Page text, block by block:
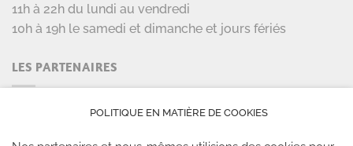
11h à 22h du lundi au vendredi
10h à 19h le samedi et dimanche et jours fériés
LES PARTENAIRES
POLITIQUE EN MATIÈRE DE COOKIES